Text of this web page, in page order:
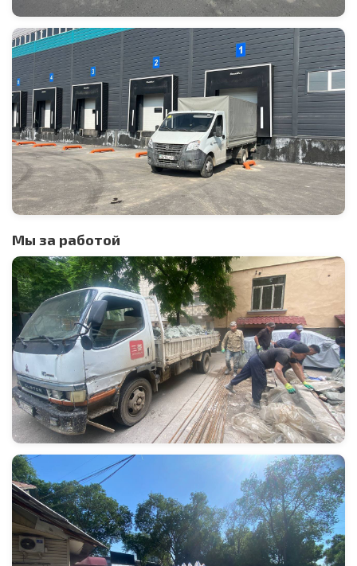
Мы за работой